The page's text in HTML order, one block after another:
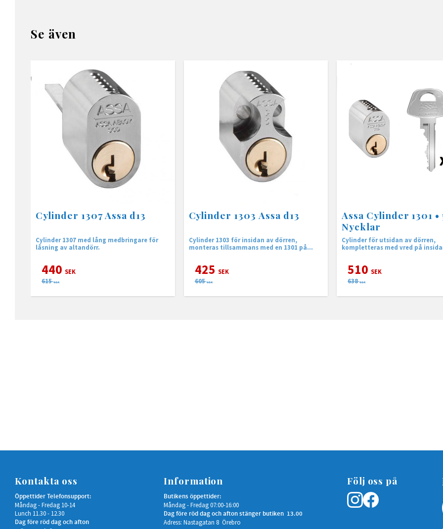
Se även
Cylinder 1307 Assa d13
Cylinder 1307 med lång medbringare för
låsning av altandörr.
440 SEK
615 SEK
Cylinder 1303 Assa d13
Cylinder 1303 för insidan av dörren,
monteras tillsammans med en 1301 på
425 SEK
605 SEK
Assa Cylinder 1301 •
Nycklar
Cylinder för utsidan av dörren,
kompletteras med vred på
510 SEK
638 SEK
Kontakta oss
Öppettider Telefonsupport:
Måndag - Fredag 10-14
Lunch 11.30 - 12.30
Dag före röd dag och afton
Information
Butikens öppettider:
Måndag - Fredag 07:00-16:00
Dag före röd dag och afton stänger butiken 13.00
Adress: Nastagatan 8 Örebro
Följ oss på